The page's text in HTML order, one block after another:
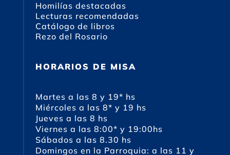
Homilías destacadas
Lecturas recomendadas
Catálogo de libros
Rezo del Rosario
HORARIOS DE MISA
Martes a las 8 y 19* hs
Miércoles a las 8* y 19 hs
Jueves a las 8 hs
Viernes a las 8:00* y 19:00hs
Sábados a las 8.30 hs
Domingos en la Parroquia: a las 11 y